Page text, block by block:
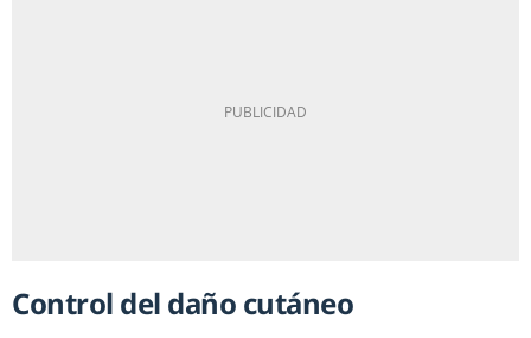
Control del daño cutáneo